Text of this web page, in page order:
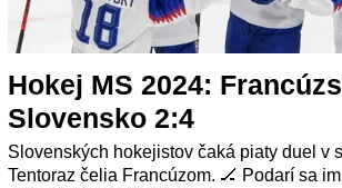
Hokej MS 2024:
Slovensko 2:4
Slovenských hokejistov čaká piaty duel v
Tentoraz čelia Francúzom. 🏒 Podarí sa